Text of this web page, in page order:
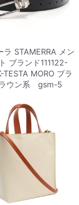
ラ STAMERRA メン
ブランド111122-
TESTA MORO ブラ
ウン系 gsm-5